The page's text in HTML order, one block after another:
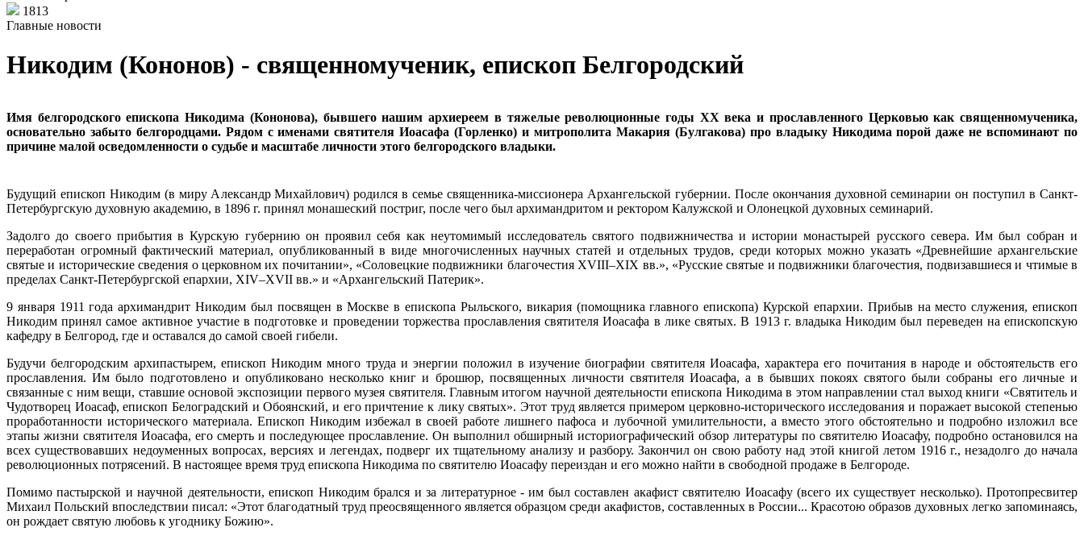
1813
Главные новости
Никодим (Кононов) - священномученик, епископ Белгородский
Имя белгородского епископа Никодима (Кононова), бывшего нашим архиереем в тяжелые революционные годы ХХ века и прославленного Церковью как священномученика,
основательно забыто белгородцами. Рядом с именами святителя Иоасафа (Горленко) и митрополита Макария (Булгакова) про владыку Никодима порой даже не вспоминают по
причине малой осведомленности о судьбе и масштабе личности этого белгородского владыки.
Будущий епископ Никодим (в миру Александр Михайлович) родился в семье священника-миссионера Архангельской губернии. После окончания духовной семинарии он поступил в Санкт-
Петербургскую духовную академию, в 1896 г. принял монашеский постриг, после чего был архимандритом и ректором Калужской и Олонецкой духовных семинарий.
Задолго до своего прибытия в Курскую губернию он проявил себя как неутомимый исследователь святого подвижничества и истории монастырей русского севера. Им был собран и
переработан огромный фактический материал, опубликованный в виде многочисленных научных статей и отдельных трудов, среди которых можно указать «Древнейшие архангельские
святые и исторические сведения о церковном их почитании», «Соловецкие подвижники благочестия XVIII–XIX вв.», «Русские святые и подвижники благочестия, подвизавшиеся и чтимые в
пределах Санкт-Петербургской епархии, XIV–XVII вв.» и «Архангельский Патерик».
9 января 1911 года архимандрит Никодим был посвящен в Москве в епископа Рыльского, викария (помощника главного епископа) Курской епархии. Прибыв на место служения, епископ
Никодим принял самое активное участие в подготовке и проведении торжества прославления святителя Иоасафа в лике святых. В 1913 г. владыка Никодим был переведен на епископскую
кафедру в Белгород, где и оставался до самой своей гибели.
Будучи белгородским архипастырем, епископ Никодим много труда и энергии положил в изучение биографии святителя Иоасафа, характера его почитания в народе и обстоятельств его
прославления. Им было подготовлено и опубликовано несколько книг и брошюр, посвященных личности святителя Иоасафа, а в бывших покоях святого были собраны его личные и
связанные с ним вещи, ставшие основой экспозиции первого музея святителя. Главным итогом научной деятельности епископа Никодима в этом направлении стал выход книги «Святитель и
Чудотворец Иоасаф, епископ Белоградский и Обоянский, и его причтение к лику святых». Этот труд является примером церковно-исторического исследования и поражает высокой степенью
проработанности исторического материала. Епископ Никодим избежал в своей работе лишнего пафоса и лубочной умилительности, а вместо этого обстоятельно и подробно изложил все
этапы жизни святителя Иоасафа, его смерть и последующее прославление. Он выполнил обширный историографический обзор литературы по святителю Иоасафу, подробно остановился на
всех существовавших недоуменных вопросах, версиях и легендах, подверг их тщательному анализу и разбору. Закончил он свою работу над этой книгой летом 1916 г., незадолго до начала
революционных потрясений. В настоящее время труд епископа Никодима по святителю Иоасафу переиздан и его можно найти в свободной продаже в Белгороде.
Помимо пастырской и научной деятельности, епископ Никодим брался и за литературное - им был составлен акафист святителю Иоасафу (всего их существует несколько). Протопресвитер
Михаил Польский впоследствии писал: «Этот благодатный труд преосвященного является образцом среди акафистов, составленных в России... Красотою образов духовных легко запоминаясь,
он рождает святую любовь к угоднику Божию».